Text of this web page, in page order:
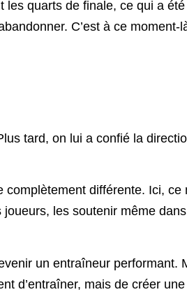
quarts de finale, ce qui a
C’est à ce
tard, on lui a confié la
différente. Ici, ce
les soutenir même
un entraîneur performant.
d’entraîner, mais de créer